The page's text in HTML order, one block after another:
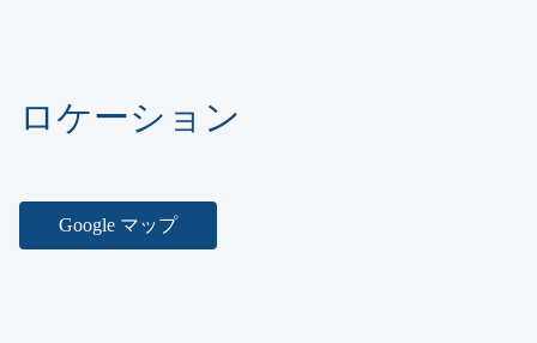
ロケーション
Google マップ